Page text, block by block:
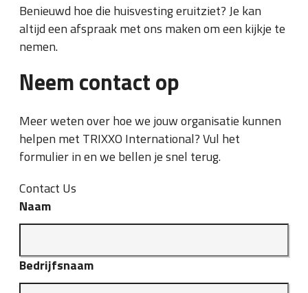
Benieuwd hoe die huisvesting eruitziet? Je kan
altijd een afspraak met ons maken om een kijkje te
nemen.
Neem contact op
Meer weten over hoe we jouw organisatie kunnen
helpen met TRIXXO International? Vul het
formulier in en we bellen je snel terug.
Contact Us
Naam
Bedrijfsnaam